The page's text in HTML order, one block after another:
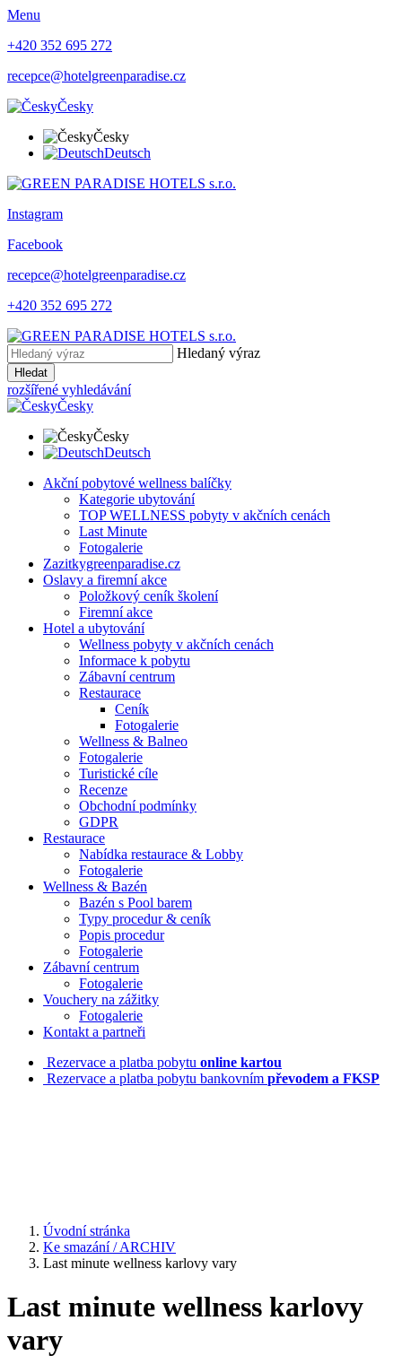
Menu
+420 352 695 272
recepce@hotelgreenparadise.cz
Česky
Česky
Deutsch
Instagram
Facebook
recepce@hotelgreenparadise.cz
+420 352 695 272
Hledaný výraz
Hledat
rozšířené vyhledávání
Česky
Česky
Deutsch
Akční pobytové wellness balíčky
Kategorie ubytování
TOP WELLNESS pobyty v akčních cenách
Last Minute
Fotogalerie
Zazitkygreenparadise.cz
Oslavy a firemní akce
Položkový ceník školení
Firemní akce
Hotel a ubytování
Wellness pobyty v akčních cenách
Informace k pobytu
Zábavní centrum
Restaurace
Ceník
Fotogalerie
Wellness & Balneo
Fotogalerie
Turistické cíle
Recenze
Obchodní podmínky
GDPR
Restaurace
Nabídka restaurace & Lobby
Fotogalerie
Wellness & Bazén
Bazén s Pool barem
Typy procedur & ceník
Popis procedur
Fotogalerie
Zábavní centrum
Fotogalerie
Vouchery na zážitky
Fotogalerie
Kontakt a partneři
Rezervace a platba pobytu online kartou
Rezervace a platba pobytu bankovním převodem a FKSP
Úvodní stránka
Ke smazání / ARCHIV
Last minute wellness karlovy vary
Last minute wellness karlovy
vary